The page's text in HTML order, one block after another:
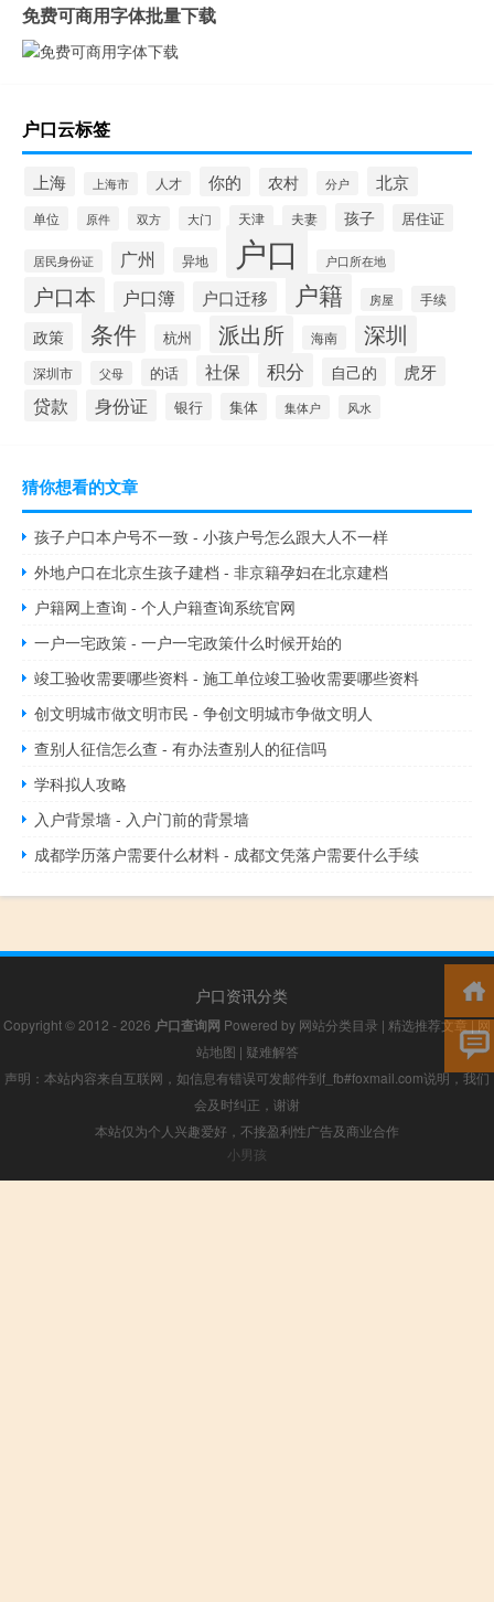
免费可商用字体批量下载
户口云标签
上海 上海市 人才 你的 农村 分户 北京
单位 原件 双方 大门 天津 夫妻 孩子 居住证
居民身份证 广州 异地 户口 户口所在地
户口本 户口簿 户口迁移 户籍 房屋 手续
政策 条件 杭州 派出所 海南 深圳
深圳市 父母 的话 社保 积分 自己的 虎牙
贷款 身份证 银行 集体 集体户 风水
猜你想看的文章
孩子户口本户号不一致 - 小孩户号怎么跟大人不一样
外地户口在北京生孩子建档 - 非京籍孕妇在北京建档
户籍网上查询 - 个人户籍查询系统官网
一户一宅政策 - 一户一宅政策什么时候开始的
竣工验收需要哪些资料 - 施工单位竣工验收需要哪些资料
创文明城市做文明市民 - 争创文明城市争做文明人
查别人征信怎么查 - 有办法查别人的征信吗
学科拟人攻略
入户背景墙 - 入户门前的背景墙
成都学历落户需要什么材料 - 成都文凭落户需要什么手续
户口资讯分类
Copyright © 2012 - 2026 户口查询网 Powered by 网站分类目录 | 精选推荐文章|网
站地图 | 疑难解答
声明：本站内容来自互联网，如信息有错误可发邮件到f_fb#foxmail.com说明，我们
会及时纠正，谢谢
本站仅为个人兴趣爱好，不接盈利性广告及商业合作
小男孩